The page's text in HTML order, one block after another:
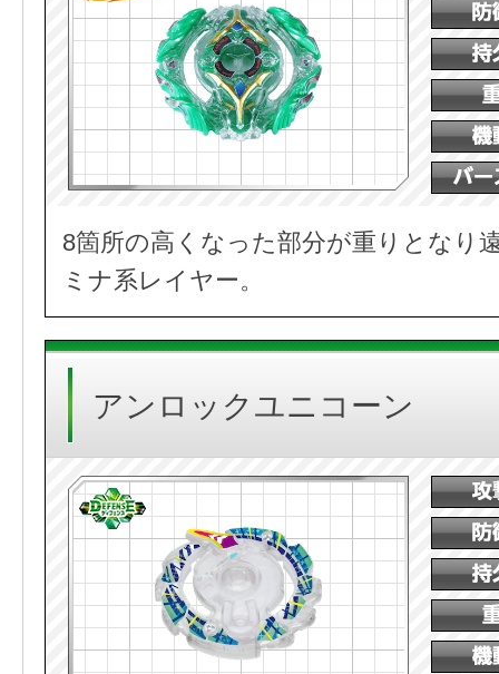
8箇所の高くなった部分が重りとなり
ミナ系レイヤー。
アンロックユニコーン